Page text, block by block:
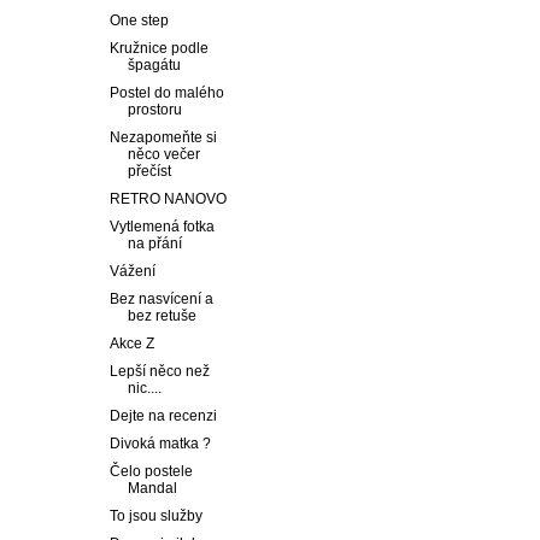
One step
Kružnice podle
špagátu
Postel do malého
prostoru
Nezapomeňte si
něco večer
přečíst
RETRO NANOVO
Vytlemená fotka
na přání
Vážení
Bez nasvícení a
bez retuše
Akce Z
Lepší něco než
nic....
Dejte na recenzi
Divoká matka ?
Čelo postele
Mandal
To jsou služby